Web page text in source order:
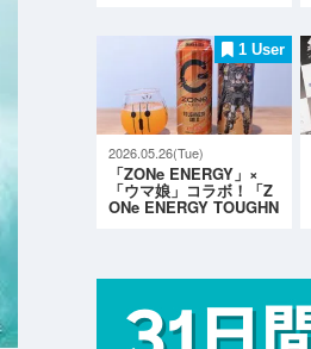
1 User
2026.05.26(Tue)
「ZONe ENERGY」×
「ウマ娘」コラボ！「Z
ONe ENERGY TOUGHN